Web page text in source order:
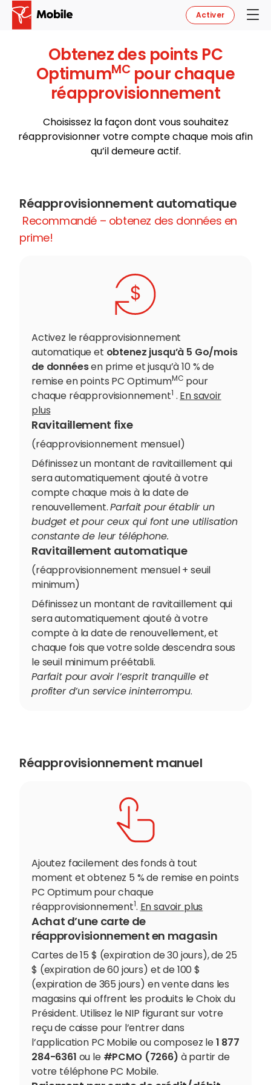
Activer
Obtenez des points PC
OptimumMC pour chaque
réapprovisionnement
Choisissez la façon dont vous souhaitez
réapprovisionner votre compte chaque mois afin
qu’il demeure actif.
Réapprovisionnement automatique
Recommandé – obtenez des données en
prime!
Activez le réapprovisionnement
automatique et obtenez jusqu’à 5 Go/mois
de donnéesen prime et jusqu’à 10 % de
remise en points PC OptimumMC pour
chaque réapprovisionnement1 . En savoir
plus
Ravitaillement fixe
(réapprovisionnement mensuel)
Définissez un montant de ravitaillement qui
sera automatiquement ajouté à votre
compte chaque mois à la date de
renouvellement.Parfait pour établir un
budget et pour ceux qui font une utilisation
constante de leur téléphone.
Ravitaillement automatique
(réapprovisionnement mensuel + seuil
minimum)
Définissez un montant de ravitaillement qui
sera automatiquement ajouté à votre
compte à la date de renouvellement, et
chaque fois que votre solde descendra sous
le seuil minimum préétabli.
Parfait pour avoir l’esprit tranquille et
profiter d’un service ininterrompu.
Réapprovisionnement manuel
Ajoutez facilement des fonds à tout
moment et obtenez 5 % de remise en points
PC Optimum pour chaque
réapprovisionnement1. En savoir plus
Achat d’une carte de
réapprovisionnement en magasin
Cartes de 15 $ (expiration de 30 jours), de 25
$ (expiration de 60 jours) et de 100 $
(expiration de 365 jours) en vente dans les
magasins qui offrent les produits le Choix du
Président. Utilisez le NIP figurant sur votre
reçu de caisse pour l’entrer dans
l’application PC Mobile ou composez le1 877
284-6361 ou le #PCMO (7266) à partir de
votre téléphone PC Mobile.